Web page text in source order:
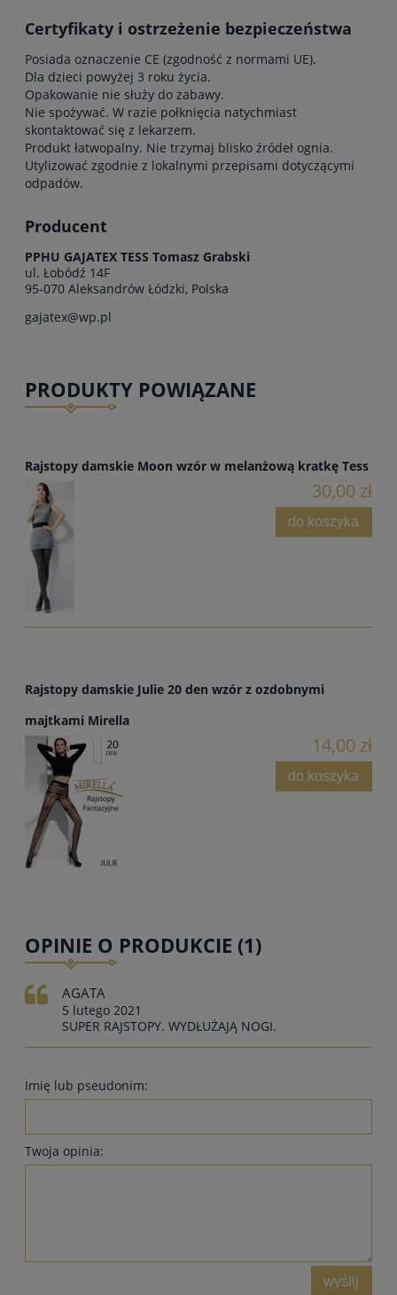
Certyfikaty i ostrzeżenie bezpieczeństwa
Posiada oznaczenie CE (zgodność z normami UE).
Dla dzieci powyżej 3 roku życia.
Opakowanie nie służy do zabawy.
Nie spożywać. W razie połknięcia natychmiast
skontaktować się z lekarzem.
Produkt łatwopalny. Nie trzymaj blisko źródeł ognia.
Utylizować zgodnie z lokalnymi przepisami dotyczącymi
odpadów.
Producent
PPHU GAJATEX TESS Tomasz Grabski
ul. Łobódź 14F
95-070 Aleksandrów Łódzki, Polska
gajatex@wp.pl
PRODUKTY POWIĄZANE
Rajstopy damskie Moon wzór w melanżową kratkę Tess
30,00 zł
do koszyka
Rajstopy damskie Julie 20 den wzór z ozdobnymi
majtkami Mirella
14,00 zł
do koszyka
OPINIE O PRODUKCIE (1)
AGATA
5 lutego 2021
SUPER RAJSTOPY. WYDŁUŻAJĄ NOGI.
Imię lub pseudonim:
Twoja opinia:
wyślij